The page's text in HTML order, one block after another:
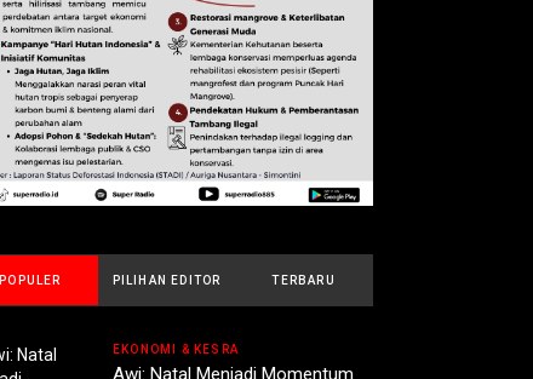
POPULER PILIHAN EDITOR TERBARU
EKONOMI & KESRA
Awi: Natal Menjadi Momentum